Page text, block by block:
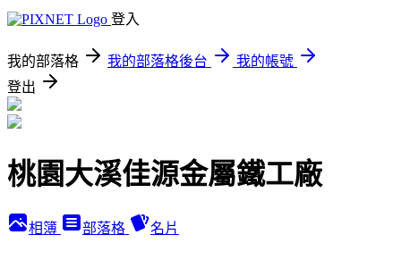
登入
我的部落格 我的部落格後台
我的帳號
登出
桃園大溪佳源金屬鐵工廠
相簿 部落格 名片